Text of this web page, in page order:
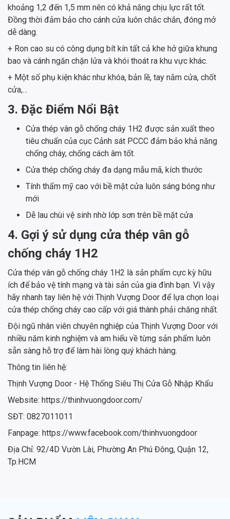
khoảng 1,2 đến 1,5 mm nên có khả năng chịu lực rất tốt.
Đồng thời đảm bảo cho cánh cửa luôn chắc chắn, đóng mở
dễ dàng.
+ Ron cao su có công dụng bít kín tất cả khe hở giữa khung
bao và cánh ngăn chặn lửa và khói thoát ra khu vực khác.
+ Một số phụ kiện khác như khóa, bản lề, tay nắm cửa, chốt
cửa,…
3. Đặc Điểm Nổi Bật
Cửa thép vân gỗ chống cháy 1H2 được sản xuất theo
tiêu chuẩn của cục Cảnh sát PCCC đảm bảo khả năng
chống cháy, chống cách âm tốt.
Cửa thép chống cháy đa dạng mẫu mã, kích thước
Tính thẩm mỹ cao với bề mặt cửa luôn sáng bóng như
mới
Dễ lau chùi vệ sinh nhờ lớp sơn trên bề mặt cửa
4. Gợi ý sử dụng cửa thép vân gỗ
chống cháy 1H2
Cửa thép vân gỗ chống cháy 1H2 là sản phẩm cực kỳ hữu
ích để bảo vệ tính mạng và tài sản của gia đình bạn. Vì vậy
hãy nhanh tay liên hệ với Thịnh Vượng Door để lựa chọn loại
cửa thép chống cháy cao cấp với giá thành phải chăng nhất.
Đội ngũ nhân viên chuyên nghiệp của Thịnh Vượng Door với
nhiều năm kinh nghiệm và am hiểu về từng sản phẩm luôn
sẵn sàng hỗ trợ để làm hài lòng quý khách hàng.
Thông tin liên hệ:
Thịnh Vượng Door - Hệ Thống Siêu Thị Cửa Gỗ Nhập Khẩu
Website: https://thinhvuongdoor.com/
SĐT: 0827011011
Fanpage: https://www.facebook.com/thinhvuongdoor
Địa Chỉ: 92/4D Vườn Lài, Phường An Phú Đông, Quận 12,
Tp.HCM